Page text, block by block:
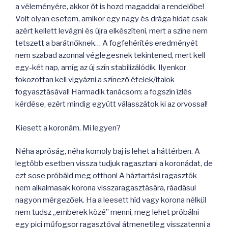
a véleményére, akkor őt is hozd magaddal a rendelőbe!
Volt olyan esetem, amikor egy nagy és drága hidat csak
azért kellett levágni és újra elkészíteni, mert a színe nem
tetszett a barátnőknek… A fogfehérítés eredményét
nem szabad azonnal véglegesnek tekintened, mert kell
egy-két nap, amíg az új szín stabilizálódik. Ilyenkor
fokozottan kell vigyázni a színező ételek/italok
fogyasztásával! Harmadik tanácsom: a fogszín ízlés
kérdése, ezért mindig együtt válasszátok ki az orvossal!
Kiesett a koronám. Mi legyen?
Néha apróság, néha komoly baj is lehet a háttérben. A
legtöbb esetben vissza tudjuk ragasztani a koronádat, de
ezt sose próbáld meg otthon! A háztartási ragasztók
nem alkalmasak korona visszaragasztására, ráadásul
nagyon mérgezőek. Ha a leesett híd vagy korona nélkül
nem tudsz „emberek közé” menni, meg lehet próbálni
egy pici műfogsor ragasztóval átmenetileg visszatenni a